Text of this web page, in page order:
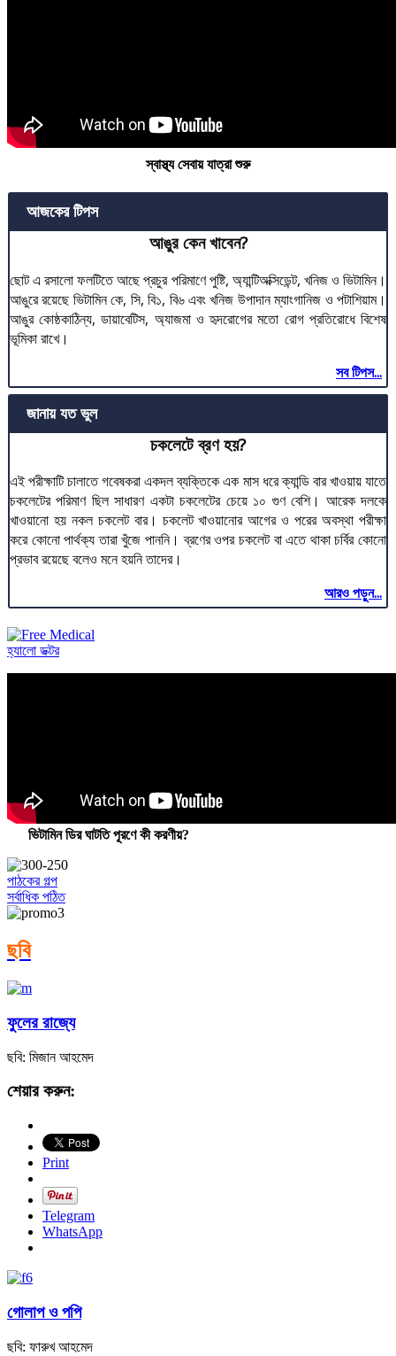
স্বাস্থ্য সেবায় যাত্রা শুরু
আজকের টিপস
আঙুর কেন খাবেন?
ছোট এ রসালো ফলটিতে আছে প্রচুর পরিমাণে পুষ্টি, অ্যান্টিঅক্সিডেন্ট, খনিজ ও ভিটামিন।
আঙুরে রয়েছে ভিটামিন কে, সি, বি১, বি৬ এবং খনিজ উপাদান ম্যাংগানিজ ও পটাশিয়াম।
আঙুর কোষ্ঠকাঠিন্য, ডায়াবেটিস, অ্যাজমা ও হৃদরোগের মতো রোগ প্রতিরোধে বিশেষ
ভূমিকা রাখে।
সব টিপস...
জানায় যত ভুল
চকলেটে ব্রণ হয়?
এই পরীক্ষাটি চালাতে গবেষকরা একদল ব্যক্তিকে এক মাস ধরে ক্যান্ডি বার খাওয়ায় যাতে
চকলেটের পরিমাণ ছিল সাধারণ একটা চকলেটের চেয়ে ১০ গুণ বেশি। আরেক দলকে
খাওয়ানো হয় নকল চকলেট বার। চকলেট খাওয়ানোর আগের ও পরের অবস্থা পরীক্ষা
করে কোনো পার্থক্য তারা খুঁজে পাননি। ব্রণের ওপর চকলেট বা এতে থাকা চর্বির কোনো
প্রভাব রয়েছে বলেও মনে হয়নি তাদের।
আরও পড়ুন...
হ্যালো ডক্টর
ভিটামিন ডির ঘাটতি পূরণে কী করণীয়?
পাঠকের গল্প
সর্বাধিক পঠিত
ছবি
ফুলের রাজ্যে
ছবি: মিজান আহমেদ
শেয়ার করুন:
Print
Telegram
WhatsApp
গোলাপ ও পপি
ছবি: ফারুখ আহমেদ